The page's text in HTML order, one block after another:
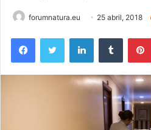
forumnatura.eu 25 abril, 2018
FacebookTwitter LinkedInTumblr